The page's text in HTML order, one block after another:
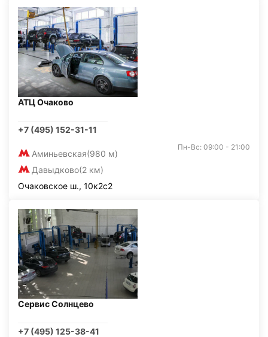
АТЦ Очаково
+7 (495) 152-31-11
Аминьевская(980 м)
Давыдково(2 км)
Пн-Вс: 09:00 - 21:00
Очаковское ш., 10к2с2
Сервис Солнцево
+7 (495) 125-38-41